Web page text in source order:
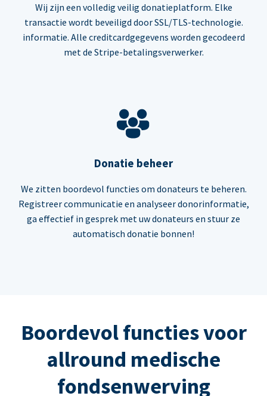
Wij zijn een volledig veilig donatieplatform. Elke
transactie wordt beveiligd door SSL/TLS-technologie.
informatie. Alle creditcardgegevens worden gecodeerd
met de Stripe-betalingsverwerker.
Donatie beheer
We zitten boordevol functies om donateurs te beheren.
Registreer communicatie en analyseer donorinformatie,
ga effectief in gesprek met uw donateurs en stuur ze
automatisch donatie bonnen!
Boordevol functies voor
allround medische
fondsenwerving